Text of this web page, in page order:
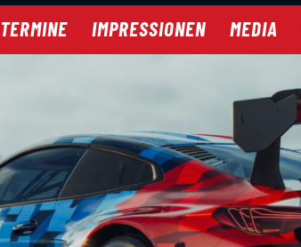
TERMINE IMPRESSIONEN MEDIA